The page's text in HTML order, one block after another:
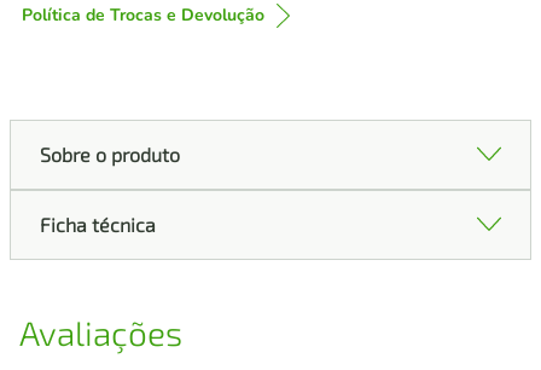
Política de Trocas e Devolução
Sobre o produto
Ficha técnica
Avaliações